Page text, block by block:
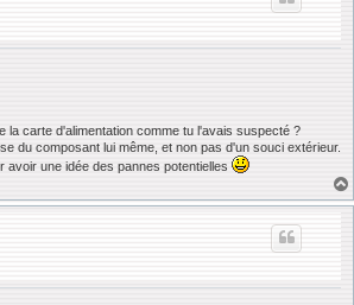
la carte d'alimentation comme tu l'avais suspecté ?
du composant lui même, et non pas d'un souci extérieur.
avoir une idée des pannes potentielles